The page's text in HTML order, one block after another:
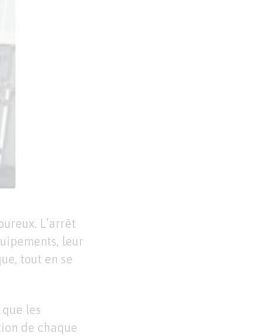
L’arrêt
leur
tout en se
les
de chaque